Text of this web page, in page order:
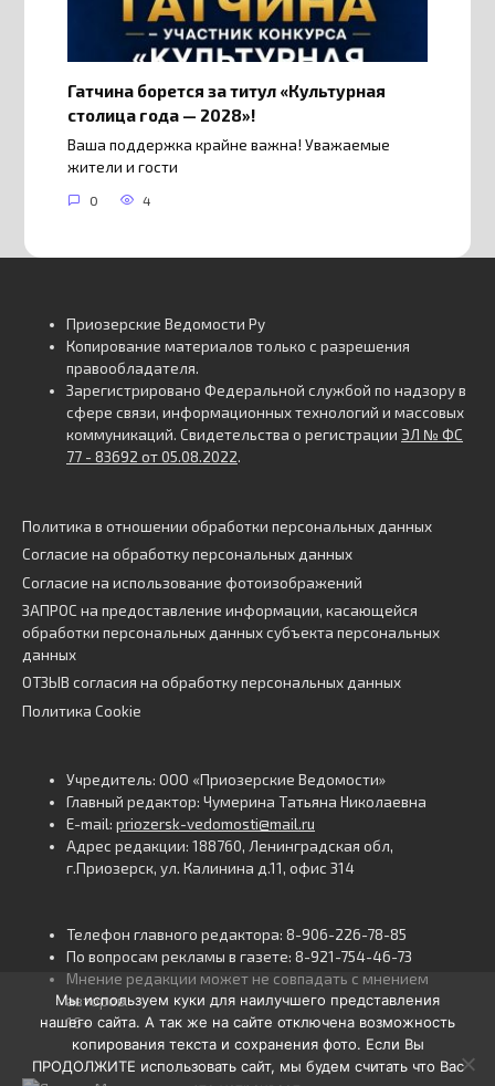
Гатчина борется за титул «Культурная
столица года — 2028»!
Ваша поддержка крайне важна! Уважаемые
жители и гости
0 4
Приозерские Ведомости Ру
Копирование материалов только с разрешения
правообладателя.
Зарегистрировано Федеральной службой по надзору в
сфере связи, информационных технологий и массовых
коммуникаций. Свидетельства о регистрации ЭЛ № ФС
77 - 83692 от 05.08.2022.
Политика в отношении обработки персональных данных
Согласие на обработку персональных данных
Согласие на использование фотоизображений
ЗАПРОС на предоставление информации, касающейся
обработки персональных данных субъекта персональных
данных
ОТЗЫВ согласия на обработку персональных данных
Политика Cookie
Учредитель: ООО «Приозерские Ведомости»
Главный редактор: Чумерина Татьяна Николаевна
E-mail: priozersk-vedomosti@mail.ru
Адрес редакции: 188760, Ленинградская обл,
г.Приозерск, ул. Калинина д.11, офис 314
Телефон главного редактора: 8-906-226-78-85
По вопросам рекламы в газете: 8-921-754-46-73
Мнение редакции может не совпадать с мнением
авторов.
16+
Мы используем куки для наилучшего представления
нашего сайта. А так же на сайте отключена возможность
копирования текста и сохранения фото. Если Вы
ПРОДОЛЖИТЕ использовать сайт, мы будем считать что Вас